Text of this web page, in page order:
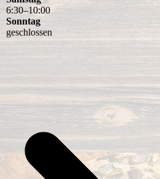
6:30–10:00
Sonntag
geschlossen